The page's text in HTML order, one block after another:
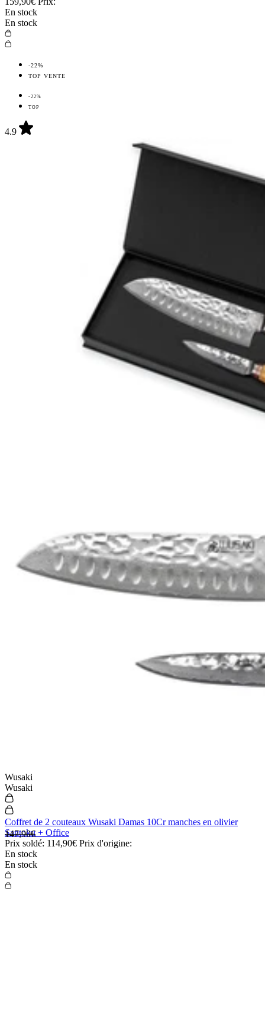
En stock
En stock
-22%
TOP VENTE
-22%
TOP
4.9
Wusaki
Wusaki
Coffret de 2 couteaux Wusaki Damas 10Cr manches en olivier
Santoku + Office
Prix soldé: 114,90€ Prix d'origine:
147,90€
En stock
En stock